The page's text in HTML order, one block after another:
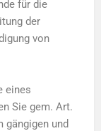
für die
der
von
eines
Sie gem. Art.
gängigen und